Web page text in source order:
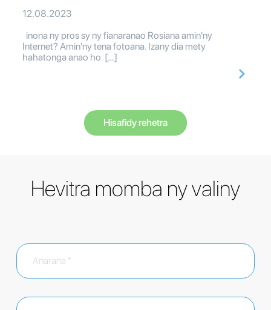
12.08.2023
inona ny pros sy ny fianaranao Rosiana amin'ny
Internet? Amin'ny tena fotoana. Izany dia mety
hahatonga anao ho […]
Hisafidy rehetra
Hevitra momba ny valiny